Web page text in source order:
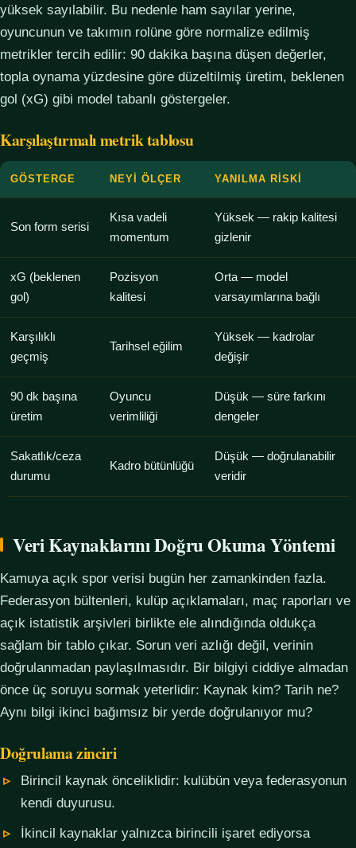
yüksek sayılabilir. Bu nedenle ham sayılar yerine,
oyuncunun ve takımın rolüne göre normalize edilmiş
metrikler tercih edilir: 90 dakika başına düşen değerler,
topla oynama yüzdesine göre düzeltilmiş üretim, beklenen
gol (xG) gibi model tabanlı göstergeler.
Karşılaştırmalı metrik tablosu
GÖSTERGE NEYI ÖLÇER YANILMA RISKI
Son form serisi
Kısa vadeli
momentum
Yüksek — rakip kalitesi
gizlenir
xG (beklenen
gol)
Pozisyon
kalitesi
Orta — model
varsayımlarına bağlı
Karşılıklı
geçmiş
Tarihsel eğilim
Yüksek — kadrolar
değişir
90 dk başına
üretim
Oyuncu
verimliliği
Düşük — süre farkını
dengeler
Sakatlık/ceza
durumu
Kadro bütünlüğü
Düşük — doğrulanabilir
veridir
Veri Kaynaklarını Doğru Okuma Yöntemi
Kamuya açık spor verisi bugün her zamankinden fazla.
Federasyon bültenleri, kulüp açıklamaları, maç raporları ve
açık istatistik arşivleri birlikte ele alındığında oldukça
sağlam bir tablo çıkar. Sorun veri azlığı değil, verinin
doğrulanmadan paylaşılmasıdır. Bir bilgiyi ciddiye almadan
önce üç soruyu sormak yeterlidir: Kaynak kim? Tarih ne?
Aynı bilgi ikinci bağımsız bir yerde doğrulanıyor mu?
Doğrulama zinciri
Birincil kaynak önceliklidir: kulübün veya federasyonun
kendi duyurusu.
İkincil kaynaklar yalnızca birincili işaret ediyorsa